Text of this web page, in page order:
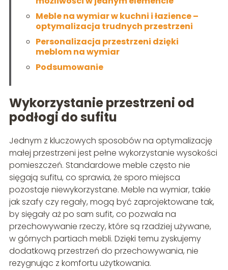
Meble na wymiar w kuchni i łazience –
optymalizacja trudnych przestrzeni
Personalizacja przestrzeni dzięki
meblom na wymiar
Podsumowanie
Wykorzystanie przestrzeni od
podłogi do sufitu
Jednym z kluczowych sposobów na optymalizację
małej przestrzeni jest pełne wykorzystanie wysokości
pomieszczeń. Standardowe meble często nie
sięgają sufitu, co sprawia, że sporo miejsca
pozostaje niewykorzystane. Meble na wymiar, takie
jak szafy czy regały, mogą być zaprojektowane tak,
by sięgały aż po sam sufit, co pozwala na
przechowywanie rzeczy, które są rzadziej używane,
w górnych partiach mebli. Dzięki temu zyskujemy
dodatkową przestrzeń do przechowywania, nie
rezygnując z komfortu użytkowania.